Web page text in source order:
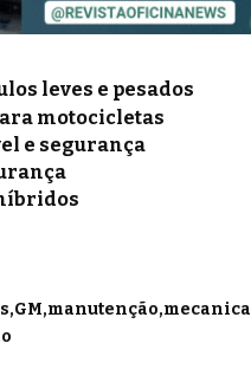
leves e pesados
motocicletas
e segurança
GM manutenção mecanica